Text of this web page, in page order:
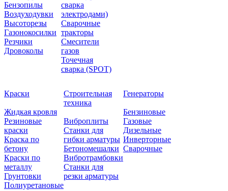
Бензопилы
Воздуходувки
Высоторезы
Газонокосилки
Резчики
Дровоколы
сварка
электродами)
Сварочные
тракторы
Смесители
газов
Точечная
сварка (SPOT)
Краски
Жидкая кровля
Резиновые
краски
Краска по
бетону
Краски по
металлу
Грунтовки
Полиуретановые
Строительная
техника
Виброплиты
Станки для
гибки арматуры
Бетономешалки
Вибротрамбовки
Станки для
резки арматуры
Генераторы
Бензиновые
Газовые
Дизельные
Инверторные
Сварочные